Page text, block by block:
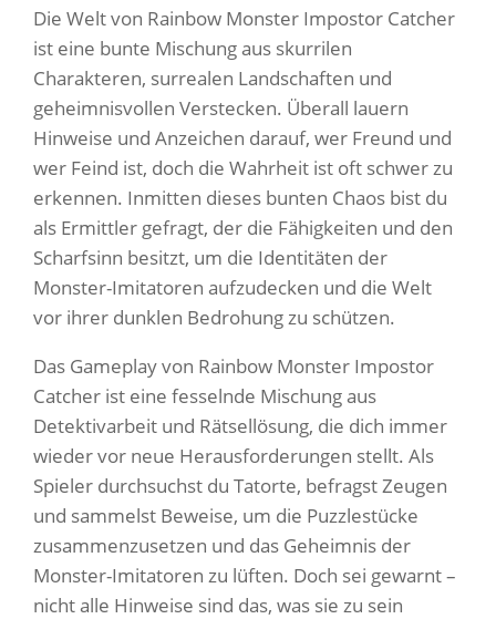
Die Welt von Rainbow Monster Impostor Catcher
ist eine bunte Mischung aus skurrilen
Charakteren, surrealen Landschaften und
geheimnisvollen Verstecken. Überall lauern
Hinweise und Anzeichen darauf, wer Freund und
wer Feind ist, doch die Wahrheit ist oft schwer zu
erkennen. Inmitten dieses bunten Chaos bist du
als Ermittler gefragt, der die Fähigkeiten und den
Scharfsinn besitzt, um die Identitäten der
Monster-Imitatoren aufzudecken und die Welt
vor ihrer dunklen Bedrohung zu schützen.
Das Gameplay von Rainbow Monster Impostor
Catcher ist eine fesselnde Mischung aus
Detektivarbeit und Rätsellösung, die dich immer
wieder vor neue Herausforderungen stellt. Als
Spieler durchsuchst du Tatorte, befragst Zeugen
und sammelst Beweise, um die Puzzlestücke
zusammenzusetzen und das Geheimnis der
Monster-Imitatoren zu lüften. Doch sei gewarnt –
nicht alle Hinweise sind das, was sie zu sein